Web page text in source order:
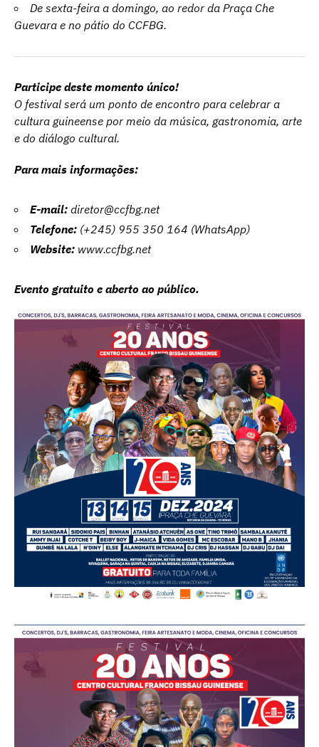
De sexta-feira a domingo, ao redor da Praça Che
Guevara e no pátio do CCFBG.
Participe deste momento único!
O festival será um ponto de encontro para celebrar a
cultura guineense por meio da música, gastronomia, arte
e do diálogo cultural.
Para mais informações:
E-mail: diretor@ccfbg.net
Telefone: (+245) 955 350 164 (WhatsApp)
Website: www.ccfbg.net
Evento gratuito e aberto ao público.